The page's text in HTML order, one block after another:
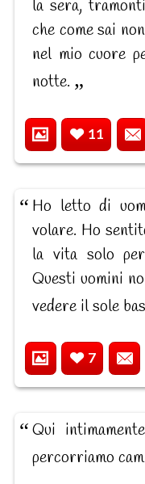
la sera,
che come sai
nel mio cuore
notte.
11
Ho letto di
volare. Ho
la vita solo
Questi uomini
vedere il sole
7
Qui
percorriamo